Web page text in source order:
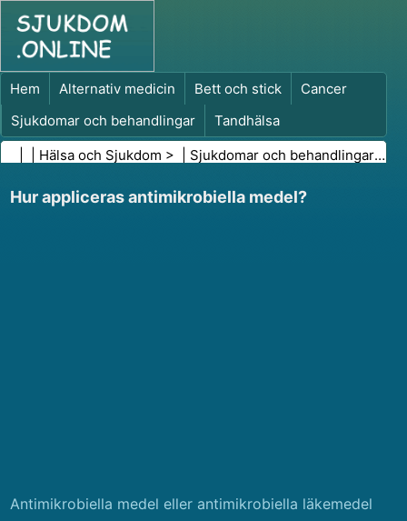
Hem Alternativ medicin Bett och stick
Cancer
Sjukdomar och behandlingar
Tandhälsa
Kost och näring
Familjehälsa
Hälsa och Sjukdom > | Sjukdomar och behandlingar|
Hur appliceras antimikrobiella medel?
Antimikrobiella medel eller antimikrobiella läkemedel